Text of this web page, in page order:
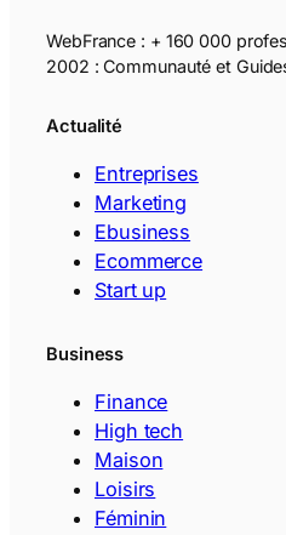
WebFrance : + 160 000
2002 : Communauté et
Actualité
Entreprises
Marketing
Ebusiness
Ecommerce
Start up
Business
Finance
High tech
Maison
Loisirs
Féminin